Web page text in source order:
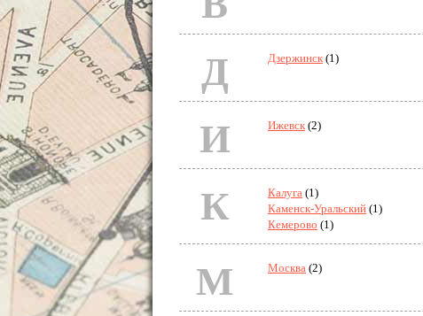
Д Дзержинск (1)
И Ижевск (2)
К Калуга (1)
Каменск-Уральский (1)
Кемерово (1)
М Москва (2)